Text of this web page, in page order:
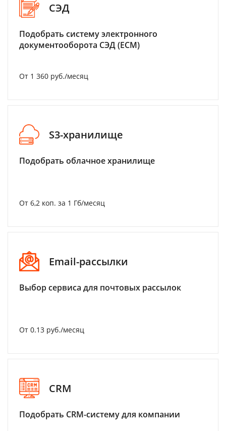
СЭД
Подобрать систему электронного
документооборота СЭД (ECM)
От 1 360 руб./месяц
S3-хранилище
Подобрать облачное хранилище
От 6,2 коп. за 1 Гб/месяц
Email-рассылки
Выбор сервиса для почтовых рассылок
От 0.13 руб./месяц
CRM
Подобрать CRM-систему для компании